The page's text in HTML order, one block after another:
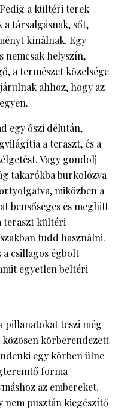
a kültéri terek
társalgásnak, sőt,
kínálnak. Egy
nemcsak helyszín,
a természet közelsége
ahhoz, hogy az
egy őszi délután,
a teraszt, és a
Vagy gondolj
takarókba burkolózva
miközben a
bensőséges és meghitt
teraszt kültéri
tudd használni.
a csillagos égbolt
egyetlen beltéri
pillanatokat teszi még
közösen körberendezett
egy körben ülne
forma
az embereket.
nem pusztán kiegészítő